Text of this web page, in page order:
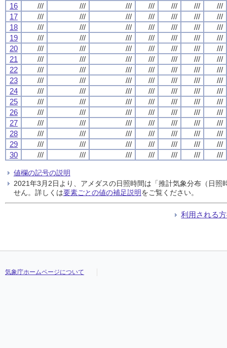
16
/// /// /// /// /// ///
///
17
/// /// /// /// /// ///
///
18
/// /// /// /// /// ///
///
19
/// /// /// /// /// ///
///
20
/// /// /// /// /// ///
///
21
/// /// /// /// /// ///
///
22
/// /// /// /// /// ///
///
23
/// /// /// /// /// ///
///
24
/// /// /// /// /// ///
///
25
/// /// /// /// /// ///
///
26
/// /// /// /// /// ///
///
27
/// /// /// /// /// ///
///
28
/// /// /// /// /// ///
///
29
/// /// /// /// /// ///
///
30
/// /// /// /// /// /// ///
値欄の記号の説明
2021年3月2日より、アメダスの日照時間は「推計気象分布（日
せん。詳しくは要素ごとの値の補足説明をご覧ください。
利用される
気象庁ホームページについて